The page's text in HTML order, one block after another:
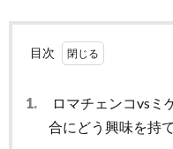
目次
1.
ロマチェンコvsミ
合にどう興味を持